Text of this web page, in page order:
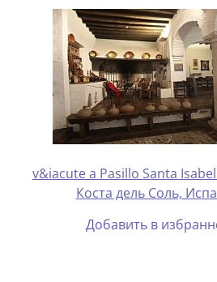
v&iacute a Pasillo Santa
Коста дель Соль,
Добавить в